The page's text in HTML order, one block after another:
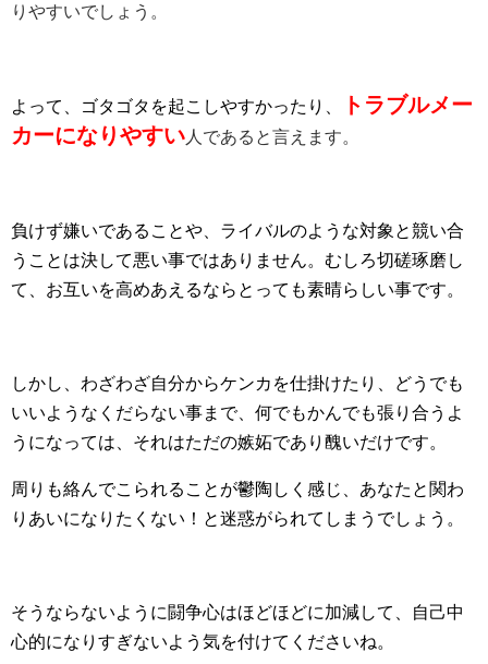
りやすいでしょう。
よって、ゴタゴタを起こしやすかったり、
トラブルメー
カーになりやすい 人であると言えます。
負けず嫌いであることや、ライバルのような対象と競い合
うことは決して悪い事ではありません。むしろ切磋琢磨し
て、お互いを高めあえるならとっても素晴らしい事です。
しかし、わざわざ自分からケンカを仕掛けたり、どうでも
いいようなくだらない事まで、何でもかんでも張り合うよ
うになっては、それはただの嫉妬であり醜いだけです。
周りも絡んでこられることが鬱陶しく感じ、あなたと関わ
りあいになりたくない！と迷惑がられてしまうでしょう。
そうならないように闘争心はほどほどに加減して、自己中
心的になりすぎないよう気を付けてくださいね。